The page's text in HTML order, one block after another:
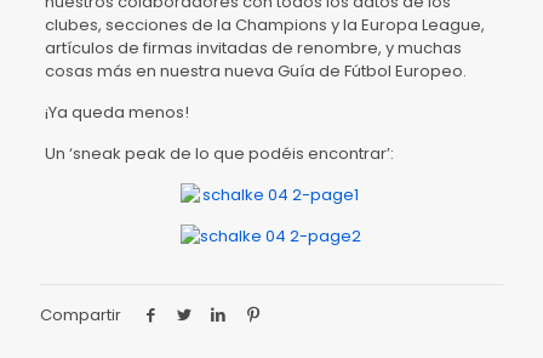
clubes, secciones de la Champions y la Europa League,
artículos de firmas invitadas de renombre, y muchas
cosas más en nuestra nueva Guía de Fútbol Europeo.
¡Ya queda menos!
Un ‘sneak peak de lo que podéis encontrar’:
Compartir